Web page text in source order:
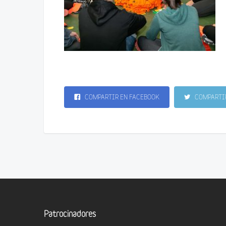
COMPARTIR EN FACEBOOK
Patrocinadores